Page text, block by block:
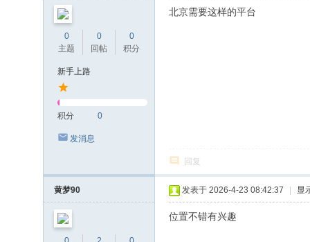
0
主题
0
回帖
0
积分
新手上路
积分 0
发消息
北京需要这样的平台
回复
黄梦90 发表于 2026-4-23 08:42:37 显
位置不错有兴趣